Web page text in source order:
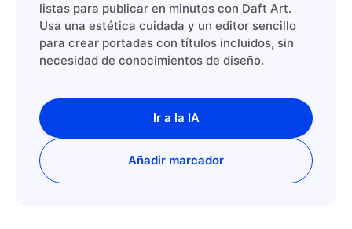
listas para publicar en minutos con Daft Art.
Usa una estética cuidada y un editor sencillo
para crear portadas con títulos incluidos, sin
necesidad de conocimientos de diseño.
Ir a la IA
Añadir marcador